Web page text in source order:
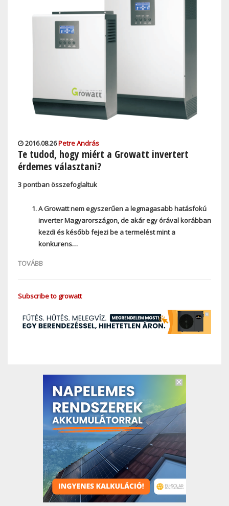
2016.08.26Petre András
Te tudod, hogy miért a Growatt invertert
érdemes választani?
3 pontban összefoglaltuk
A Growatt nem egyszerűen a legmagasabb hatásfokú
inverter Magyarországon, de akár egy órával korábban
kezdi és később fejezi be a termelést mint a
konkurens…
TOVÁBB
Subscribe to growatt